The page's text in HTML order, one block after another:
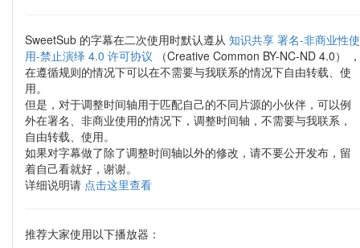
SweetSub 的字幕在二次使用时默认遵从 知识共享 署名-非商业性使
用-禁止演绎 4.0 许可协议 （Creative Common BY-NC-ND 4.0） ，
在遵循规则的情况下可以在不需要与我联系的情况下自由转载、使
用。
但是，对于调整时间轴用于匹配自己的不同片源的小伙伴，可以例
外在署名、非商业使用的情况下，调整时间轴，不需要与我联系，
自由转载、使用。
如果对字幕做了除了调整时间轴以外的修改，请不要公开发布，留
着自己看就好，谢谢。
详细说明请 点击这里查看
推荐大家使用以下播放器：